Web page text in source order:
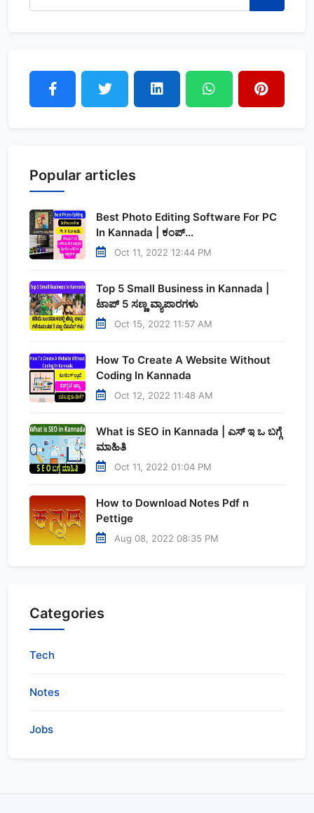
Popular articles
Best Photo Editing Software For PC
In Kannada | ಕಂಪ್...
Oct 11, 2022 12:44 PM
Top 5 Small Business in Kannada |
ಟಾಪ್ 5 ಸಣ್ಣ ವ್ಯಾಪಾರಗಳು
Oct 15, 2022 11:57 AM
How To Create A Website Without
Coding In Kannada
Oct 12, 2022 11:48 AM
What is SEO in Kannada | ಎಸ್‌ ಇ ಒ ಬಗ್ಗೆ
ಮಾಹಿತಿ
Oct 11, 2022 01:04 PM
How to Download Notes Pdf n
Pettige
Aug 08, 2022 08:35 PM
Categories
Tech
Notes
Jobs